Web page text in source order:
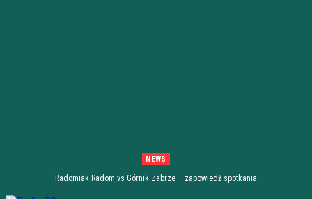
NEWS
Radomiak Radom vs Górnik Zabrze – zapowiedź spotkania